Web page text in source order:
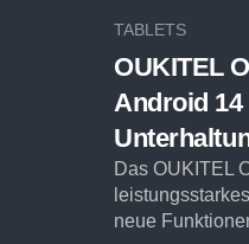
TABLETS
OUKITEL
Android 14
Das OUKITEL
neue